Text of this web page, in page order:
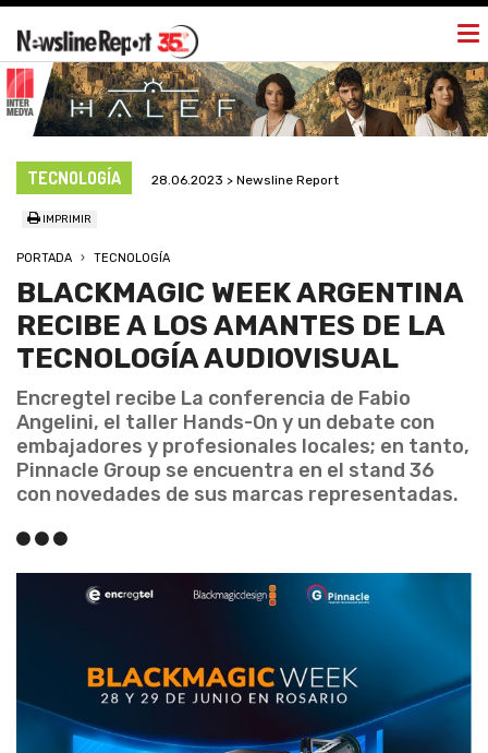
TECNOLOGÍA 28.06.2023 > Newsline Report
IMPRIMIR
PORTADA TECNOLOGÍA
BLACKMAGIC WEEK ARGENTINA
RECIBE A LOS AMANTES DE LA
TECNOLOGÍA AUDIOVISUAL
Encregtel recibe La conferencia de Fabio
Angelini, el taller Hands-On y un debate con
embajadores y profesionales locales; en tanto,
Pinnacle Group se encuentra en el stand 36
con novedades de sus marcas representadas.